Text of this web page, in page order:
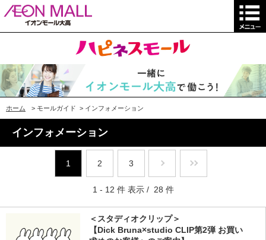
ホーム > モールガイド > インフォメーション
インフォメーション
1 2 3
1 - 12 件 表示 / 28 件
＜スタディオクリップ＞
【Dick Bruna×studio CLIP第2弾 お買い